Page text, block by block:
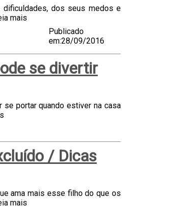
dos seus medos e
mais
Publicado
em:28/09/2016
se divertir
portar quando estiver na casa
/ Dicas
ama mais esse filho do que os
mais